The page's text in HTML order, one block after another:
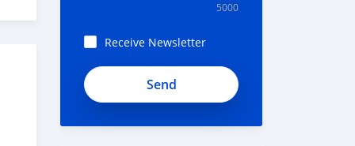
5000
Receive Newsletter